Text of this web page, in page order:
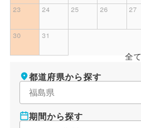
23 24 25 26 27
30 31
全
条件を変更する
都道府県から探す
期間から探す